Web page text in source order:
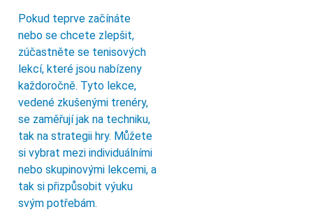
Pokud teprve začínáte
nebo se chcete zlepšit,
zúčastněte se tenisových
lekcí, které jsou nabízeny
každoročně. Tyto lekce,
vedené zkušenými trenéry,
se zaměřují jak na techniku,
tak na strategii hry. Můžete
si vybrat mezi individuálními
nebo skupinovými lekcemi, a
tak si přizpůsobit výuku
svým potřebám.